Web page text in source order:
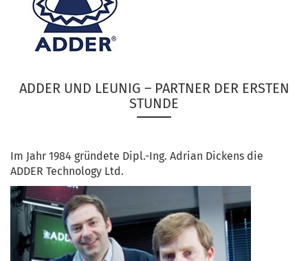
ADDER UND LEUNIG – PARTNER DER ERSTEN
STUNDE
Im Jahr 1984 gründete Dipl.-Ing. Adrian Dickens die
ADDER Technology Ltd.